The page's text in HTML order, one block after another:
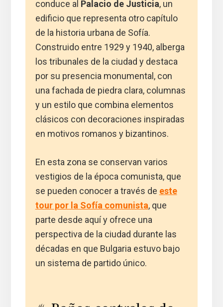
conduce al Palacio de Justicia, un
edificio que representa otro capítulo
de la historia urbana de Sofía.
Construido entre 1929 y 1940, alberga
los tribunales de la ciudad y destaca
por su presencia monumental, con
una fachada de piedra clara, columnas
y un estilo que combina elementos
clásicos con decoraciones inspiradas
en motivos romanos y bizantinos.
En esta zona se conservan varios
vestigios de la época comunista, que
se pueden conocer a través de este
tour por la Sofía comunista, que
parte desde aquí y ofrece una
perspectiva de la ciudad durante las
décadas en que Bulgaria estuvo bajo
un sistema de partido único.